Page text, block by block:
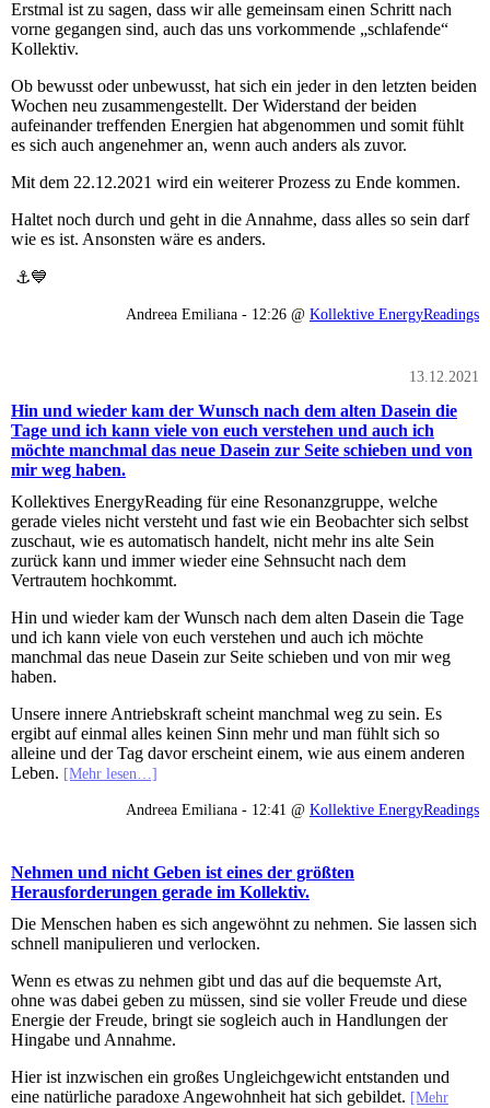
Erstmal ist zu sagen, dass wir alle gemeinsam einen Schritt nach
vorne gegangen sind, auch das uns vorkommende „schlafende“
Kollektiv.
Ob bewusst oder unbewusst, hat sich ein jeder in den letzten beiden
Wochen neu zusammengestellt. Der Widerstand der beiden
aufeinander treffenden Energien hat abgenommen und somit fühlt
es sich auch angenehmer an, wenn auch anders als zuvor.
Mit dem 22.12.2021 wird ein weiterer Prozess zu Ende kommen.
Haltet noch durch und geht in die Annahme, dass alles so sein darf
wie es ist. Ansonsten wäre es anders.
⚓️💙
Andreea Emiliana - 12:26 @ Kollektive EnergyReadings
13.12.2021
Hin und wieder kam der Wunsch nach dem alten Dasein die
Tage und ich kann viele von euch verstehen und auch ich
möchte manchmal das neue Dasein zur Seite schieben und von
mir weg haben.
Kollektives EnergyReading für eine Resonanzgruppe, welche
gerade vieles nicht versteht und fast wie ein Beobachter sich selbst
zuschaut, wie es automatisch handelt, nicht mehr ins alte Sein
zurück kann und immer wieder eine Sehnsucht nach dem
Vertrautem hochkommt.
Hin und wieder kam der Wunsch nach dem alten Dasein die Tage
und ich kann viele von euch verstehen und auch ich möchte
manchmal das neue Dasein zur Seite schieben und von mir weg
haben.
Unsere innere Antriebskraft scheint manchmal weg zu sein. Es
ergibt auf einmal alles keinen Sinn mehr und man fühlt sich so
alleine und der Tag davor erscheint einem, wie aus einem anderen
Leben. [Mehr lesen…]
Andreea Emiliana - 12:41 @ Kollektive EnergyReadings
Nehmen und nicht Geben ist eines der größten
Herausforderungen gerade im Kollektiv.
Die Menschen haben es sich angewöhnt zu nehmen. Sie lassen sich
schnell manipulieren und verlocken.
Wenn es etwas zu nehmen gibt und das auf die bequemste Art,
ohne was dabei geben zu müssen, sind sie voller Freude und diese
Energie der Freude, bringt sie sogleich auch in Handlungen der
Hingabe und Annahme.
Hier ist inzwischen ein großes Ungleichgewicht entstanden und
eine natürliche paradoxe Angewohnheit hat sich gebildet. [Mehr